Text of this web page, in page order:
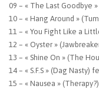
09 – « The Last Goodbye
10 – « Hang Around »
11 – « You Fight Like a
12 – « Oyster »
13 – « Shine On » (The
14 – « S.F.S » (Dag Nasty)
15 – « Nausea »